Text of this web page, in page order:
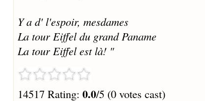
Y a d' l'espoir, mesdames
La tour Eiffel du grand Paname
La tour Eiffel est là! "
14517 Rating: 0.0/5 (0 votes cast)